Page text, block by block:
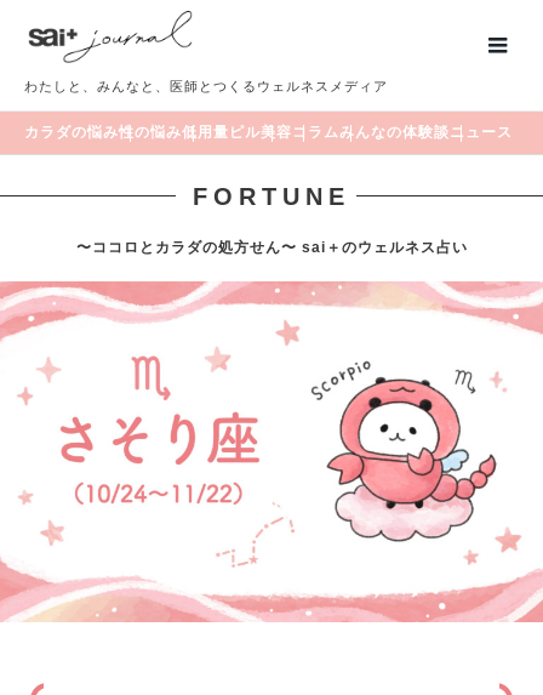
わたしと、みんなと、医師とつくるウェルネスメディア
カラダの悩み性の悩み低用量ピル美容 コラムみんなの体験談ニュース
FORTUNE
〜ココロとカラダの処方せん〜 sai＋のウェルネス占い